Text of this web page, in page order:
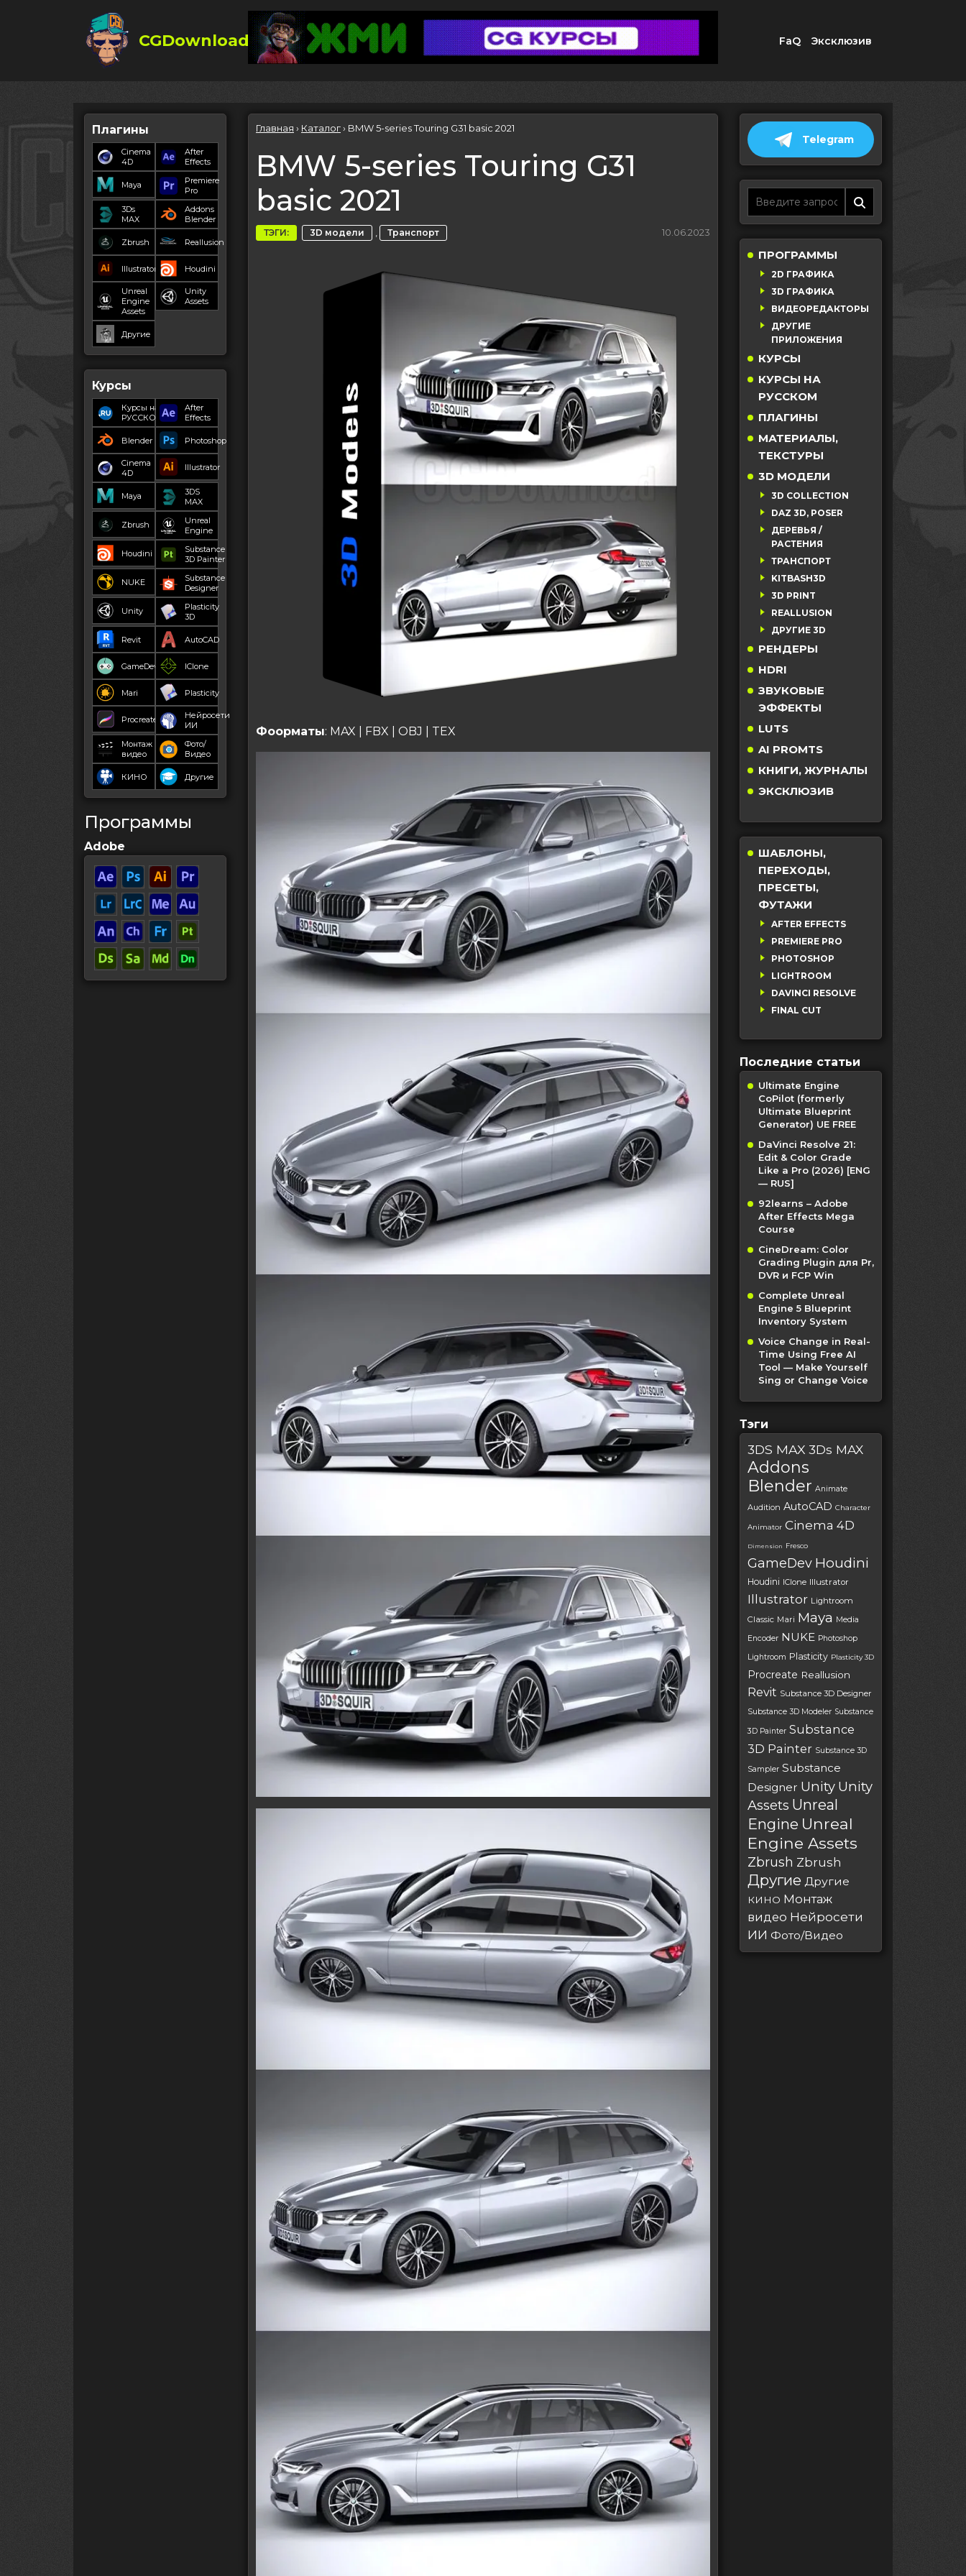
CGDownload FaQ Эксклюзив
Плагины
Cinema
4D
After
Effects
Maya
Premiere
Pro
3Ds
MAX
Addons
Blender
Zbrush Reallusion
Illustrator Houdini
Unreal
Engine
Assets
Unity
Assets
Другие
Курсы
Курсы на
РУССКОМ
After
Effects
Blender Photoshop
Cinema
4D
Illustrator
Maya
3DS
MAX
Zbrush
Unreal
Engine
Houdini
Substance
3D Painter
NUKE
Substance
Designer
Unity
Plasticity
3D
Revit AutoCAD
GameDev IClone
Mari Plasticity
Procreate
Нейросети
ИИ
Монтаж
видео
Фото/
Видео
КИНО Другие
Программы
Adobe
Главная › Каталог› BMW 5-series Touring G31 basic 2021
BMW 5-series Touring G31
basic 2021
ТЭГИ: 3D модели , Транспорт 10.06.2023
Фоорматы: MAX | FBX | OBJ | TEX
Telegram
ПРОГРАММЫ
2D ГРАФИКА
3D ГРАФИКА
ВИДЕОРЕДАКТОРЫ
ДРУГИЕ
ПРИЛОЖЕНИЯ
КУРСЫ
КУРСЫ НА
РУССКОМ
ПЛАГИНЫ
МАТЕРИАЛЫ,
ТЕКСТУРЫ
3D МОДЕЛИ
3D COLLECTION
DAZ 3D, POSER
ДЕРЕВЬЯ /
РАСТЕНИЯ
ТРАНСПОРТ
KITBASH3D
3D PRINT
REALLUSION
ДРУГИЕ 3D
РЕНДЕРЫ
HDRI
ЗВУКОВЫЕ
ЭФФЕКТЫ
LUTS
AI PROMTS
КНИГИ, ЖУРНАЛЫ
ЭКСКЛЮЗИВ
ШАБЛОНЫ,
ПЕРЕХОДЫ,
ПРЕСЕТЫ,
ФУТАЖИ
AFTER EFFECTS
PREMIERE PRO
PHOTOSHOP
LIGHTROOM
DAVINCI RESOLVE
FINAL CUT
Последние статьи
Ultimate Engine
CoPilot (formerly
Ultimate Blueprint
Generator) UE FREE
DaVinci Resolve 21:
Edit & Color Grade
Like a Pro (2026) [ENG
— RUS]
92learns – Adobe
After Effects Mega
Course
CineDream: Color
Grading Plugin для Pr,
DVR и FCP Win
Complete Unreal
Engine 5 Blueprint
Inventory System
Voice Change in Real-
Time Using Free AI
Tool — Make Yourself
Sing or Change Voice
Тэги
3DS MAX 3Ds MAX
Addons
Blender Animate
Audition AutoCAD Character
Animator Cinema 4D
Dimension Fresco
GameDev Houdini
Houdini IClone Illustrator
Illustrator Lightroom
Classic Mari Maya
Media
Encoder NUKE Photoshop
Lightroom Plasticity Plasticity 3D
Procreate Reallusion
Revit Substance 3D Designer
Substance 3D Modeler Substance
3D Painter Substance
3D Painter Substance 3D
Sampler Substance
Designer Unity Unity
Assets Unreal
Engine Unreal
Engine Assets
Zbrush Zbrush
Другие Другие
КИНО Монтаж
видео Нейросети
ИИ Фото/Видео